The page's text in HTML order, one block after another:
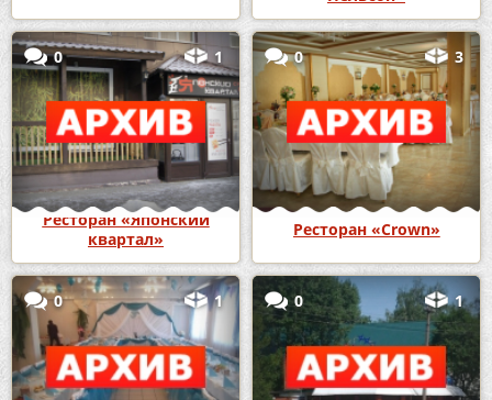
0 1
Ресторан «Японский
квартал»
0 3
Ресторан «Crown»
0 1 0 1